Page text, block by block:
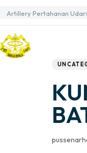
Artillery Pertahanan